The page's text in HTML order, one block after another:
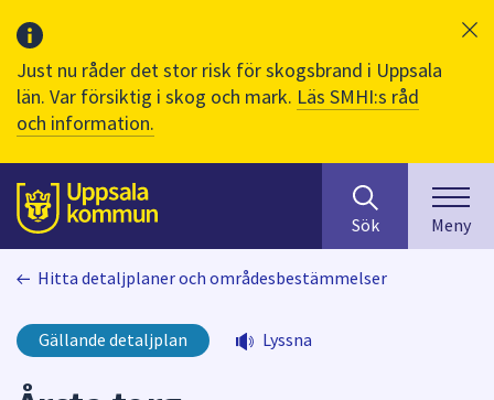
Just nu råder det stor risk för skogsbrand i Uppsala
län. Var försiktig i skog och mark. Läs SMHI:s råd
och information.
Till sidans
huvudinnehåll
efter
innehåll
på
webbplatsen.
Sök Meny
Hitta detaljplaner och områdesbestämmelser
Gällande detaljplan Lyssna